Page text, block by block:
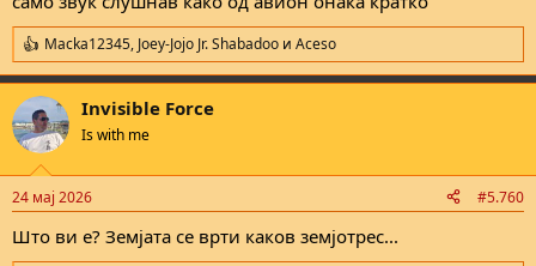
R
e
a
c
t
i
s
Macka12345, Joey-Jojo Jr. Shabadoo и Aceso
Invisible Force
Is with me
24 мај 2026 #5.760
Што ви е? Земјата се врти каков земјотрес...